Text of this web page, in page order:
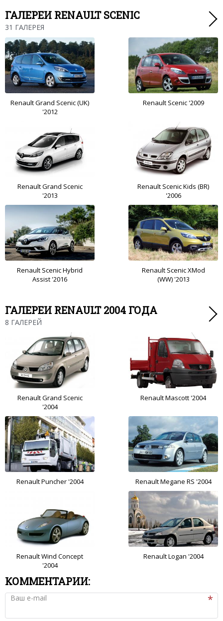
ГАЛЕРЕИ RENAULT SCENIC
31 ГАЛЕРЕЯ
Renault Grand Scenic (UK)
'2012
Renault Scenic '2009
Renault Grand Scenic
'2013
Renault Scenic Kids (BR)
'2006
Renault Scenic Hybrid
Assist '2016
Renault Scenic XMod
(WW) '2013
ГАЛЕРЕИ RENAULT 2004 ГОДА
8 ГАЛЕРЕЙ
Renault Grand Scenic
'2004
Renault Mascott '2004
Renault Puncher '2004 Renault Megane RS '2004
Renault Wind Concept
'2004
Renault Logan '2004
КОММЕНТАРИИ:
Ваш e-mail